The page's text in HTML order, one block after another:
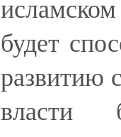
будет
развитию
власти